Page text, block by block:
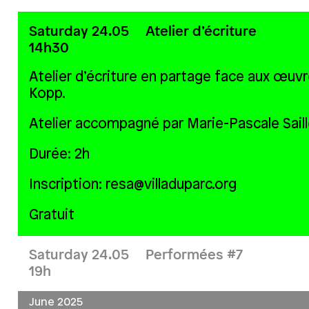
Saturday 24.05
14h30
Atelier d’écriture
Atelier d’écriture en partage face aux
Kopp.
Atelier accompagné par Marie-Pascale
Durée: 2h
Inscription: resa@villaduparc.org
Gratuit
Saturday 24.05
19h
Performées #7
June 2025